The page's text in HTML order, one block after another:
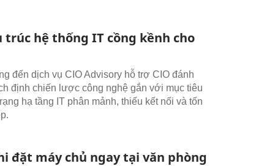
trúc hệ thống IT cồng kềnh cho
đến dịch vụ CIO Advisory hỗ trợ CIO đánh
định chiến lược công nghệ gắn với mục tiêu
hạ tầng IT phân mảnh, thiếu kết nối và tốn
đặt máy chủ ngay tại văn phòng